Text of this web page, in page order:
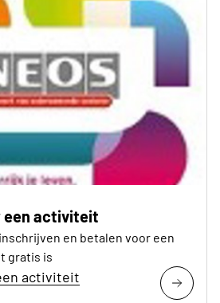
een activiteit
en betalen voor een
gratis is
activiteit